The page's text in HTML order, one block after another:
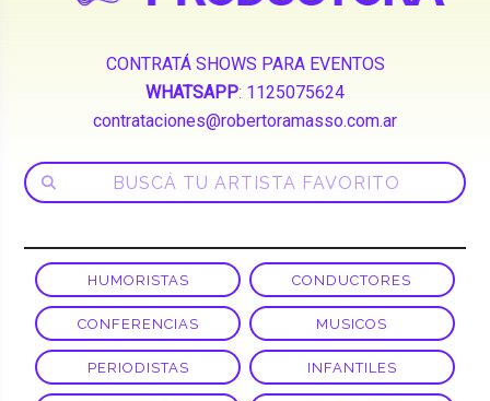
CONTRATÁ SHOWS PARA EVENTOS
WHATSAPP: 1125075624
contrataciones@robertoramasso.com.ar
HUMORISTAS CONDUCTORES
CONFERENCIAS MUSICOS
PERIODISTAS INFANTILES